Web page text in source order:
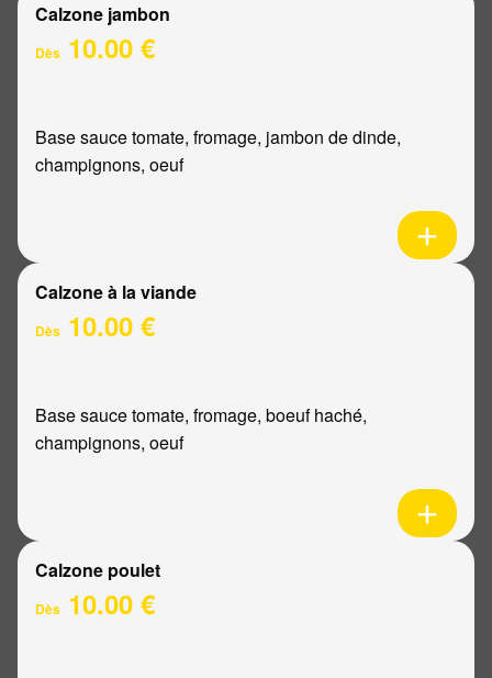
Calzone jambon
Dès 10.00 €
Base sauce tomate, fromage, jambon de dinde,
champignons, oeuf
Calzone à la viande
Dès 10.00 €
Base sauce tomate, fromage, boeuf haché,
champignons, oeuf
Calzone poulet
Dès 10.00 €